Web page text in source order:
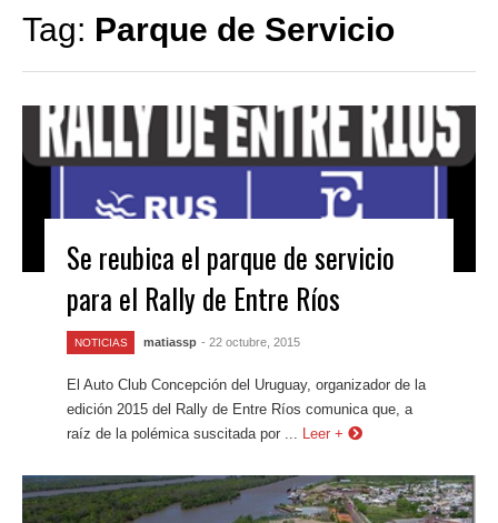
Tag: Parque de Servicio
Se reubica el parque de servicio
para el Rally de Entre Ríos
NOTICIAS matiassp - 22 octubre, 2015
El Auto Club Concepción del Uruguay, organizador de la
edición 2015 del Rally de Entre Ríos comunica que, a
raíz de la polémica suscitada por ...
Leer +